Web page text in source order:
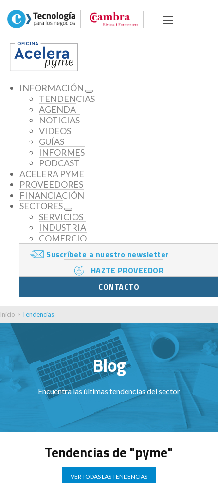
INFORMACIÓN
TENDENCIAS
AGENDA
NOTICIAS
VIDEOS
GUÍAS
INFORMES
PODCAST
ACELERA PYME
PROVEEDORES
FINANCIACIÓN
SECTORES
SERVICIOS
INDUSTRIA
COMERCIO
Suscríbete a nuestro newsletter
HAZTE PROVEEDOR
CONTACTO
Inicio > Tendencias
Blog
Encuentra las últimas tendencias del sector
Tendencias de "pyme"
VER TODAS LAS TENDENCIAS